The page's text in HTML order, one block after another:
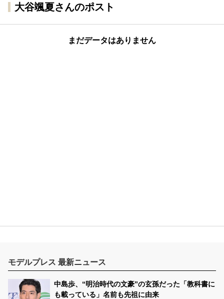
大谷颯夏さんのポスト
まだデータはありません
モデルプレス 最新ニュース
中島歩、“明治時代の文豪”の玄孫だった「教科書に
も載っている」名前も先祖に由来